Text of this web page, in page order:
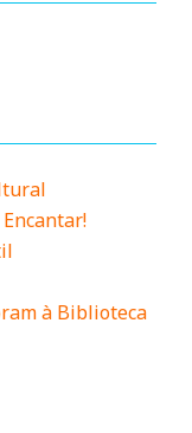
à Biblioteca